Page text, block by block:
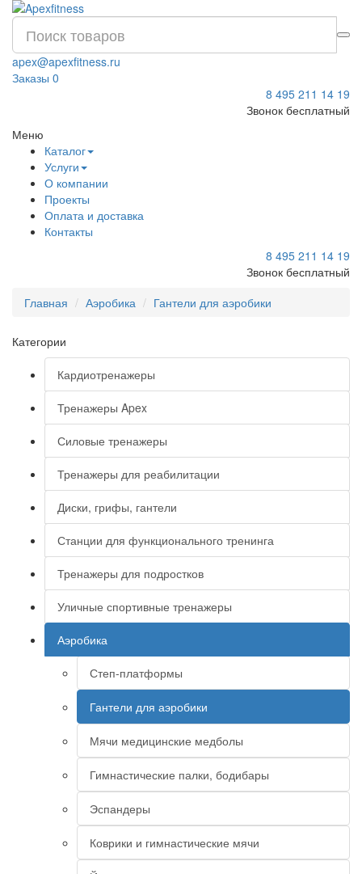
apex@apexfitness.ru
Заказы 0
8 495 211 14 19
Звонок бесплатный
Меню
Каталог
Услуги
О компании
Проекты
Оплата и доставка
Контакты
8 495 211 14 19
Звонок бесплатный
Главная
Аэробика Гантели для аэробики
Категории
Кардиотренажеры
Тренажеры Apex
Силовые тренажеры
Тренажеры для реабилитации
Диски, грифы, гантели
Станции для функционального тренинга
Тренажеры для подростков
Уличные спортивные тренажеры
Аэробика
Степ-платформы
Гантели для аэробики
Мячи медицинские медболы
Гимнастические палки, бодибары
Эспандеры
Коврики и гимнастические мячи